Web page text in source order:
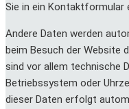
Sie in ein Kontaktformular
Andere Daten werden
beim Besuch der Website
sind vor allem technische
Betriebssystem oder
dieser Daten erfolgt